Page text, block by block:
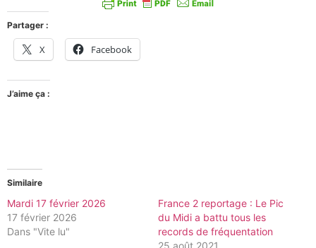
Partager :
X Facebook
J’aime ça :
Similaire
Mardi 17 février 2026
17 février 2026
Dans "Vite lu"
France 2 reportage : Le Pic
du Midi a battu tous les
records de fréquentation